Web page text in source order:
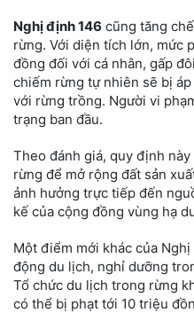
Nghị định 146 cũng tăng
rừng. Với diện tích lớn, mức
đồng đối với cá nhân, gấp
chiếm rừng tự nhiên sẽ bị
với rừng trồng. Người vi
trạng ban đầu.
Theo đánh giá, quy định
rừng để mở rộng đất sản
ảnh hưởng trực tiếp đến
kế của cộng đồng vùng hạ
Một điểm mới khác của
động du lịch, nghỉ dưỡng
Tổ chức du lịch trong rừng
có thể bị phạt tới 10 triệu